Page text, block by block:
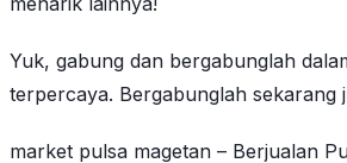
Yuk, gabung dan bergabunglah
terpercaya. Bergabunglah sekarang
market pulsa magetan – Berjualan